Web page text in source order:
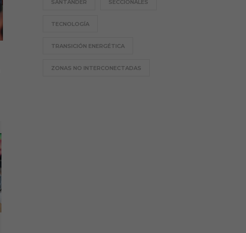
SANTANDER SECCIONALES
TECNOLOGÍA
TRANSICIÓN ENERGÉTICA
ZONAS NO INTERCONECTADAS